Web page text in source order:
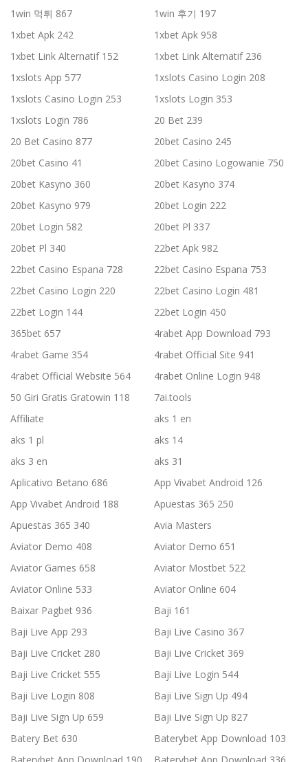
1win 먹튀 867
1win 후기 197
1xbet Apk 242
1xbet Apk 958
1xbet Link Alternatif 152
1xbet Link Alternatif 236
1xslots App 577
1xslots Casino Login 208
1xslots Casino Login 253
1xslots Login 353
1xslots Login 786
20 Bet 239
20 Bet Casino 877
20bet Casino 245
20bet Casino 41
20bet Casino Logowanie 750
20bet Kasyno 360
20bet Kasyno 374
20bet Kasyno 979
20bet Login 222
20bet Login 582
20bet Pl 337
20bet Pl 340
22bet Apk 982
22bet Casino Espana 728
22bet Casino Espana 753
22bet Casino Login 220
22bet Casino Login 481
22bet Login 144
22bet Login 450
365bet 657
4rabet App Download 793
4rabet Game 354
4rabet Official Site 941
4rabet Official Website 564
4rabet Online Login 948
50 Giri Gratis Gratowin 118
7ai.tools
Affiliate
aks 1 en
aks 1 pl
aks 14
aks 3 en
aks 31
Aplicativo Betano 686
App Vivabet Android 126
App Vivabet Android 188
Apuestas 365 250
Apuestas 365 340
Avia Masters
Aviator Demo 408
Aviator Demo 651
Aviator Games 658
Aviator Mostbet 522
Aviator Online 533
Aviator Online 604
Baixar Pagbet 936
Baji 161
Baji Live App 293
Baji Live Casino 367
Baji Live Cricket 280
Baji Live Cricket 369
Baji Live Cricket 555
Baji Live Login 544
Baji Live Login 808
Baji Live Sign Up 494
Baji Live Sign Up 659
Baji Live Sign Up 827
Batery Bet 630
Baterybet App Download 103